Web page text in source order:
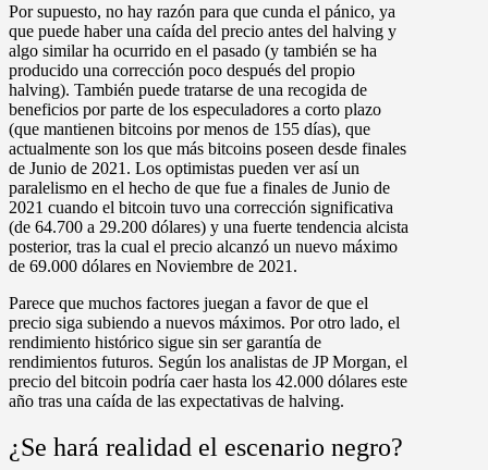
Por supuesto, no hay razón para que cunda el pánico, ya
que puede haber una caída del precio antes del halving y
algo similar ha ocurrido en el pasado (y también se ha
producido una corrección poco después del propio
halving). También puede tratarse de una recogida de
beneficios por parte de los especuladores a corto plazo
(que mantienen bitcoins por menos de 155 días), que
actualmente son los que más bitcoins poseen desde finales
de Junio de 2021. Los optimistas pueden ver así un
paralelismo en el hecho de que fue a finales de Junio de
2021 cuando el bitcoin tuvo una corrección significativa
(de 64.700 a 29.200 dólares) y una fuerte tendencia alcista
posterior, tras la cual el precio alcanzó un nuevo máximo
de 69.000 dólares en Noviembre de 2021.
Parece que muchos factores juegan a favor de que el
precio siga subiendo a nuevos máximos. Por otro lado, el
rendimiento histórico sigue sin ser garantía de
rendimientos futuros. Según los analistas de JP Morgan, el
precio del bitcoin podría caer hasta los 42.000 dólares este
año tras una caída de las expectativas de halving.
¿Se hará realidad el escenario negro?